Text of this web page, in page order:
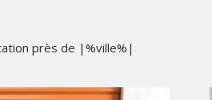
près de |%ville%|